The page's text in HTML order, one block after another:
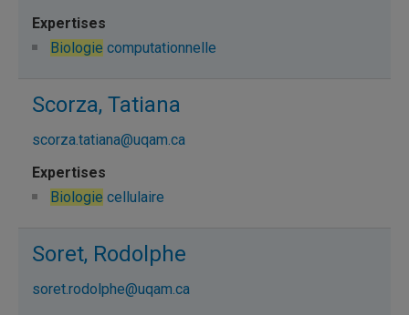
Biologie computationnelle
Scorza, Tatiana
scorza.tatiana@uqam.ca
Biologie cellulaire
Soret, Rodolphe
soret.rodolphe@uqam.ca